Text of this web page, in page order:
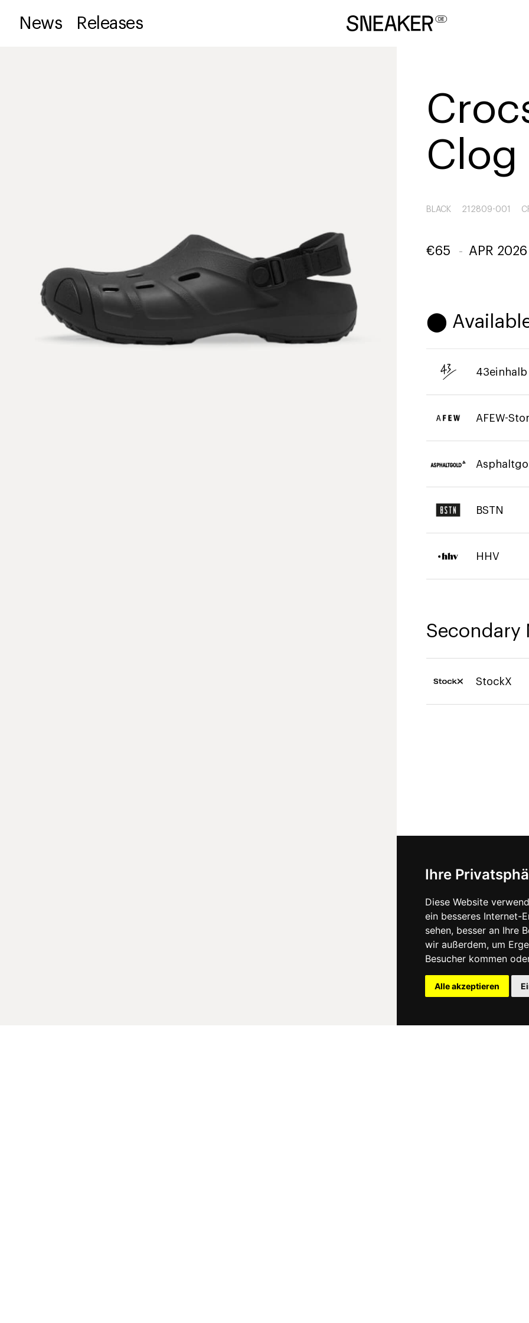
Ihre
Diese Website
ein besseres Internet-
sehen, besser an Ihre
wir außerdem, um
Besucher kommen
Alle akzeptieren
News Releases
Clog
BLACK 212809-001
€65 - APR 2026
⬤
43einhalb
AFEW-
BSTN
HHV
Secondary
StockX